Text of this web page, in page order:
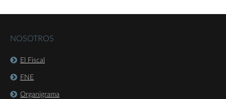
NOSOTROS
El Fiscal
FNE
Organigrama